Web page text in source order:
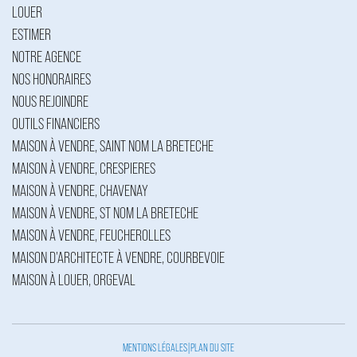
LOUER
ESTIMER
NOTRE AGENCE
NOS HONORAIRES
NOUS REJOINDRE
OUTILS FINANCIERS
MAISON À VENDRE, SAINT NOM LA BRETECHE
MAISON À VENDRE, CRESPIERES
MAISON À VENDRE, CHAVENAY
MAISON À VENDRE, ST NOM LA BRETECHE
MAISON À VENDRE, FEUCHEROLLES
MAISON D'ARCHITECTE À VENDRE, COURBEVOIE
MAISON À LOUER, ORGEVAL
MENTIONS LÉGALES PLAN DU SITE